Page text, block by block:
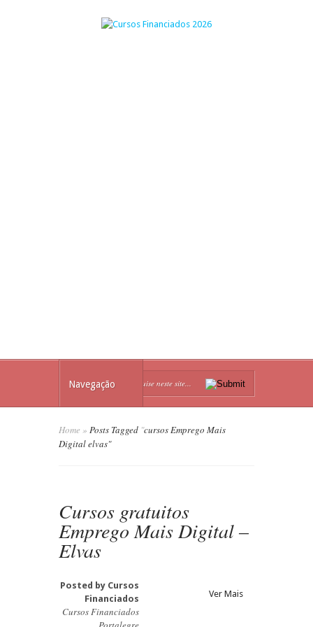
Navegação
Home » Posts Tagged "cursos Emprego Mais
Digital elvas"
Cursos gratuitos
Emprego Mais Digital –
Elvas
Posted by Cursos
Financiados
Cursos Financiados
Ver Mais